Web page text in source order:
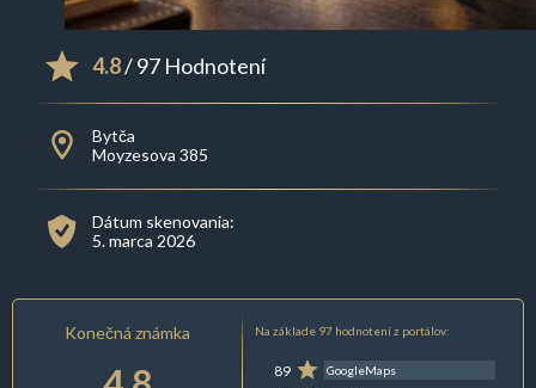
4.8/ 97 Hodnotení
Bytča
Moyzesova 385
Dátum skenovania:
5. marca 2026
Konečná známka Na základe 97 hodnotení z portálov:
89 GoogleMaps